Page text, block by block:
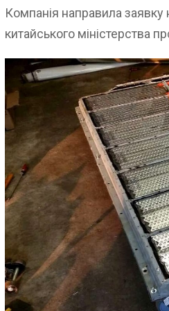
Компанія направила
китайського міністерства